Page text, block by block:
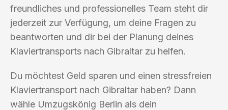
freundliches und professionelles Team steht dir
jederzeit zur Verfügung, um deine Fragen zu
beantworten und dir bei der Planung deines
Klaviertransports nach Gibraltar zu helfen.
Du möchtest Geld sparen und einen stressfreien
Klaviertransport nach Gibraltar haben? Dann
wähle Umzugskönig Berlin als dein